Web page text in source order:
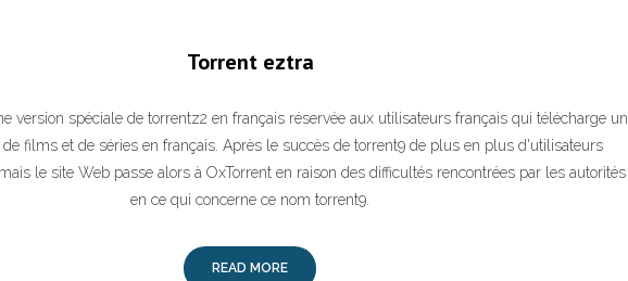
Torrent eztra
version spéciale de torrentz2 en français réservée aux utilisateurs français qui télécharge un
films et de séries en français. Après le succès de torrent9 de plus en plus d'utilisateurs
le site Web passe alors à OxTorrent en raison des difficultés rencontrées par les autorités
en ce qui concerne ce nom torrent9.
READ MORE